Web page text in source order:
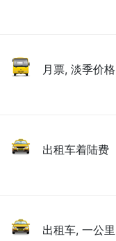
月票, 淡季价格
出租车着陆费
出租车, 一公